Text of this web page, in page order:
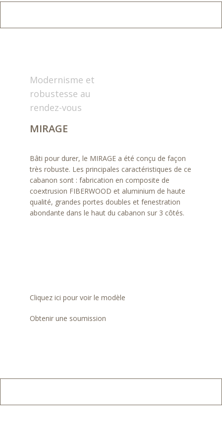
Modernisme et
robustesse au
rendez-vous
MIRAGE
Bâti pour durer, le MIRAGE a été conçu de façon
très robuste. Les principales caractéristiques de ce
cabanon sont : fabrication en composite de
coextrusion FIBERWOOD et aluminium de haute
qualité, grandes portes doubles et fenestration
abondante dans le haut du cabanon sur 3 côtés.
Cliquez ici pour voir le modèle
Obtenir une soumission